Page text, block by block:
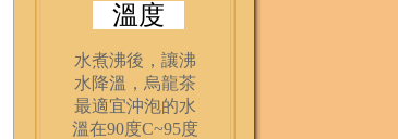
溫度
水煮沸後，讓沸
水降溫，烏龍茶
最適宜沖泡的水
溫在90度C~95度